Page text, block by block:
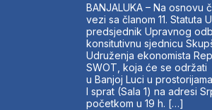
BANJALUKA – Na osnovu
vezi sa članom 11. Statuta
predsjednik Upravnog
konsitutivnu sjednicu
Udruženja ekonomista
SWOT, koja će se održati
u Banjoj Luci u
I sprat (Sala 1) na adresi
početkom u 19 h. […]